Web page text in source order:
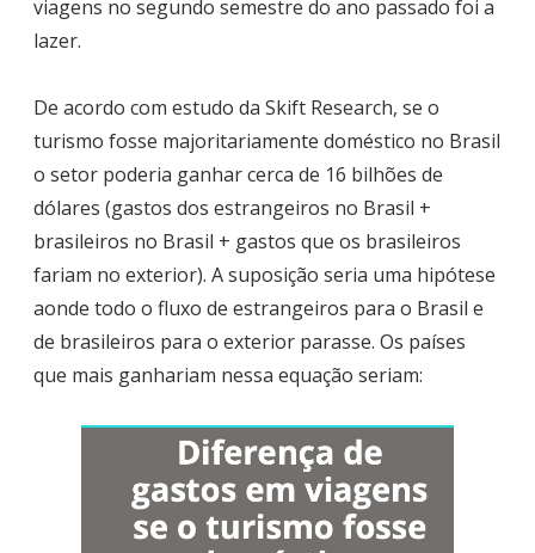
viagens no segundo semestre do ano passado foi a
lazer.
De acordo com estudo da Skift Research, se o
turismo fosse majoritariamente doméstico no Brasil
o setor poderia ganhar cerca de 16 bilhões de
dólares (gastos dos estrangeiros no Brasil +
brasileiros no Brasil + gastos que os brasileiros
fariam no exterior). A suposição seria uma hipótese
aonde todo o fluxo de estrangeiros para o Brasil e
de brasileiros para o exterior parasse. Os países
que mais ganhariam nessa equação seriam: